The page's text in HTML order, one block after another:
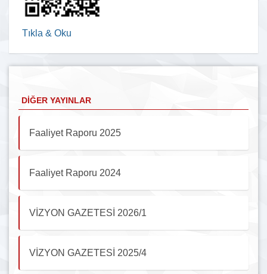
Tıkla & Oku
DIĞER YAYINLAR
Faaliyet Raporu 2025
Faaliyet Raporu 2024
VİZYON GAZETESİ 2026/1
VİZYON GAZETESİ 2025/4